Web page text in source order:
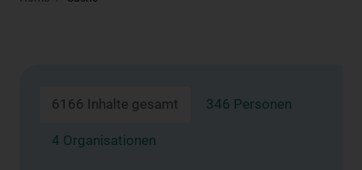
6166 Inhalte gesamt 346 Personen
4 Organisationen